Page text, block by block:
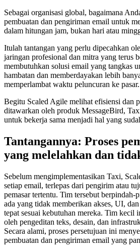
Sebagai organisasi global, bagaimana
pembuatan dan pengiriman email untuk
dalam hitungan jam, bukan hari atau
Itulah tantangan yang perlu dipecahkan
jaringan profesional dan mitra yang terus
membutuhkan solusi email yang tangkas
hambatan dan memberdayakan lebih
memperlambat waktu peluncuran ke pasar.
Begitu Scaled Agile melihat efisiensi dan
ditawarkan oleh produk MessageBird,
untuk bekerja sama menjadi hal yang
Tantangannya: Proses
yang melelahkan dan
Sebelum mengimplementasikan Taxi,
setiap email, terlepas dari pengirim atau
pemasar tertentu. Tim tersebut berpindah-
ada yang tidak memberikan akses, UI,
tepat sesuai kebutuhan mereka. Tim kecil
oleh pengeditan teks, desain, dan
Secara alami, proses persetujuan ini
pembuatan dan pengiriman email yang